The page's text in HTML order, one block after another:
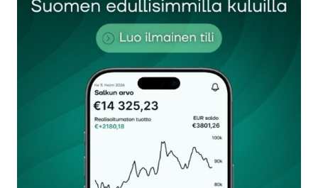
Sähköpostiosoitettasi ei julkaista.Pakolliset
kentät on merkitty*
Kommentti*
Nimesi tai nimimerkkisi